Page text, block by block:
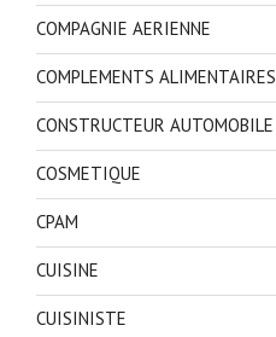
COMPAGNIE AERIENNE
COMPLEMENTS ALIMENTAIRES
CONSTRUCTEUR AUTOMOBILE
COSMETIQUE
CPAM
CUISINE
CUISINISTE